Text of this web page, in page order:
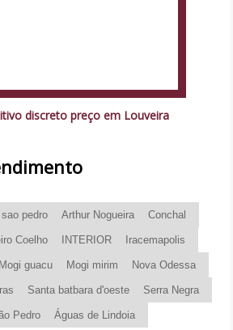
discreto preço em Louveira
pedro Arthur Nogueira Conchal
Coelho INTERIOR Iracemapolis
Mogi guacu Mogi mirim Nova Odessa
Santa batbara d'oeste Serra Negra
Pedro Águas de Lindoia